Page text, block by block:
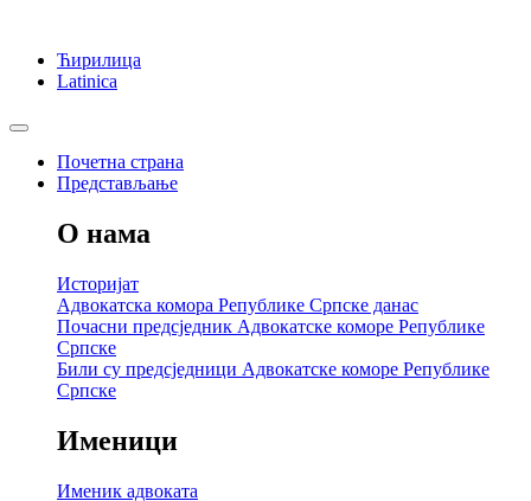
Ћирилица
Latinica
Почетна страна
Представљање
О нама
Историјат
Адвокатска комора Републике Српске данас
Почасни предсједник Адвокатске коморе Републике
Српске
Били су предсједници Адвокатске коморе Републике
Српске
Именици
Именик адвоката